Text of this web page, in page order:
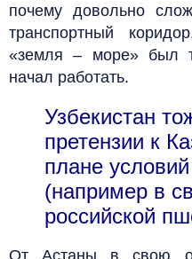
почему довольно
транспортный
«земля – море» был
начал работать.
Узбекистан
претензии к
плане
(например в
российской
От Астаны в свою